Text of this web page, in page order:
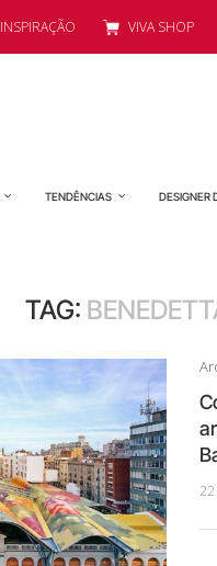
INSPIRAÇÃO VIVA SHOP
TENDÊNCIAS DESIGNER
TAG: